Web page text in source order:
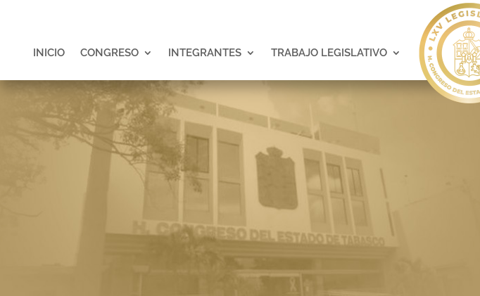
INICIO CONGRESO INTEGRANTES TRABAJO LEGISLATIVO